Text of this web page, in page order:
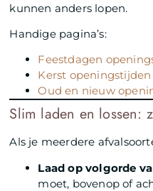
kunnen anders lopen.
Handige pagina’s:
Feestdagen
Kerst openingstijden
Oud en nieuw
Slim laden en lossen:
Als je meerdere
Laad op volgorde
moet, bovenop of